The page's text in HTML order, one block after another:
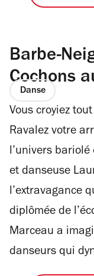
Barbe-
Cochons
Danse
Vous croyiez
Ravalez votre
l’univers
et danseuse
l’extravagance
diplômée de
Marceau a
danseurs qui